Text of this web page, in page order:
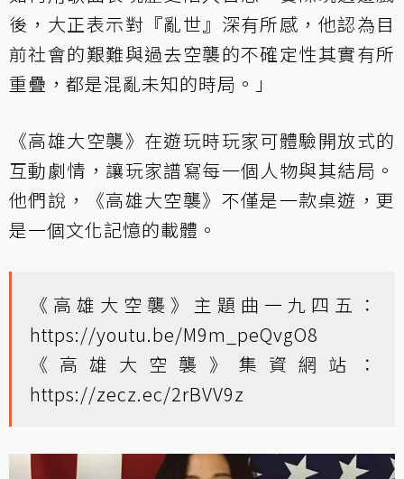
後，大正表示對『亂世』深有所感，他認為目
前社會的艱難與過去空襲的不確定性其實有所
重疊，都是混亂未知的時局。」
《高雄大空襲》在遊玩時玩家可體驗開放式的
互動劇情，讓玩家譜寫每一個人物與其結局。
他們說，《高雄大空襲》不僅是一款桌遊，更
是一個文化記憶的載體。
《高雄大空襲》主題曲一九四五：
https://youtu.be/M9m_peQvgO8
《高雄大空襲》集資網站：
https://zecz.ec/2rBVV9z